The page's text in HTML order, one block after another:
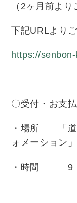
（ 2 ヶ月前より
下記URLより
https://
〇受付・お支
・場所 「道
ォメーション
・時間 9